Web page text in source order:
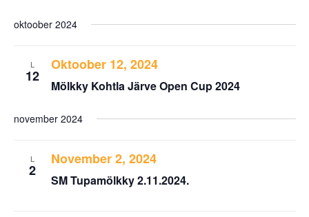
oktoober 2024
L
12
Oktoober 12, 2024
Mölkky Kohtla Järve Open Cup 2024
november 2024
L
2
November 2, 2024
SM Tupamölkky 2.11.2024.